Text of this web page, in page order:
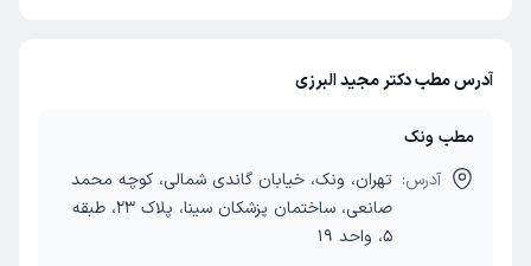
آدرس مطب دکتر مجید البرزی
مطب ونک
آدرس: تهران، ونک، خیابان گاندی شمالی، کوچه محمد
صانعی، ساختمان پزشکان سینا، پلاک 23، طبقه
5، واحد 19